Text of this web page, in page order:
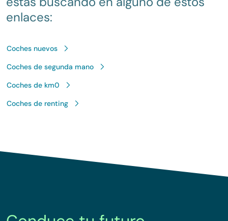
enlaces:
Coches nuevos
Coches de segunda mano
Coches de km0
Coches de renting